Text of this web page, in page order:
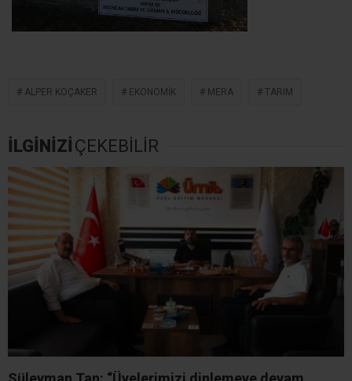
ALPER KOÇAKER EKONOMIK MERA TARIM
İLGİNİZİ ÇEKEBİLİR